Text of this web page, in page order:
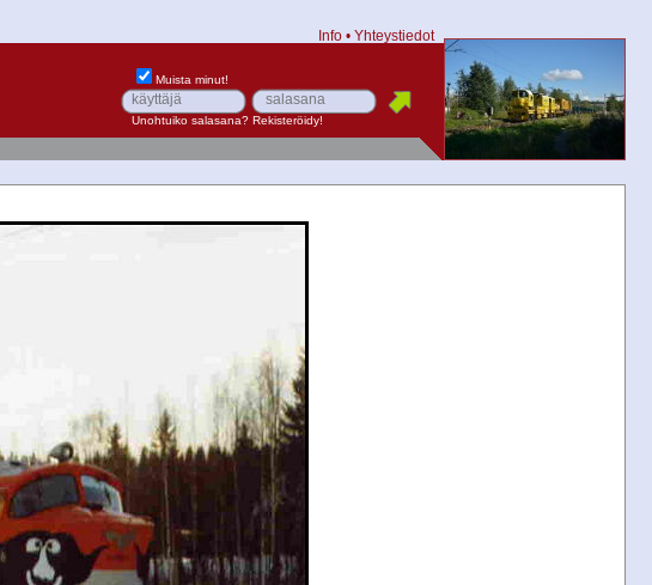
Info • Yhteystiedot
Muista minut!
Unohtuiko salasana? Rekisteröidy!